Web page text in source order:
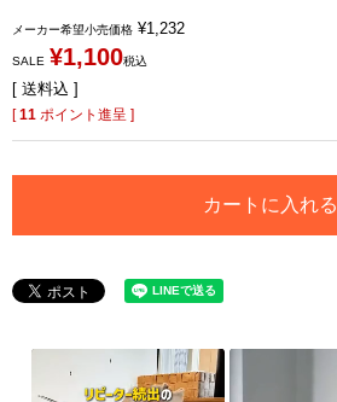
メーカー希望小売価格 ¥1,232
SALE ¥1,100税込
送料込
[11 ポイント進呈 ]
カートに入れる